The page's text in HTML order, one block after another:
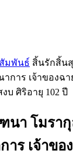
มพันธ์ สิ้นรักสิ้น
าร เจ้าของฉา
บ ศิริอายุ 102 ปี
า โมรา
ร เจ้าขอ